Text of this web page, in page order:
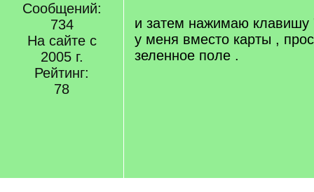
Сообщений:
734
На сайте с
2005 г.
Рейтинг:
78
и затем нажимаю клавишу
у меня вместо карты ,
зеленное поле .